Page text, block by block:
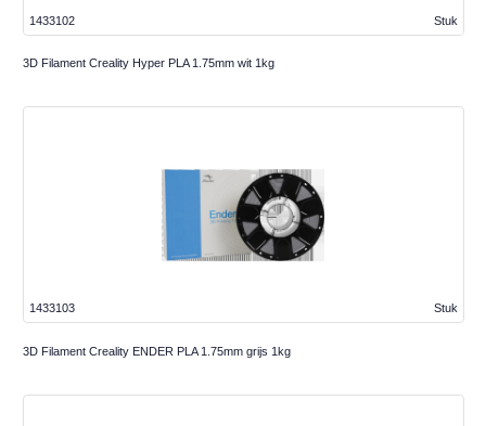
Stuk
1433102
3D Filament Creality Hyper PLA 1.75mm wit 1kg
Stuk
1433103
3D Filament Creality ENDER PLA 1.75mm grijs 1kg